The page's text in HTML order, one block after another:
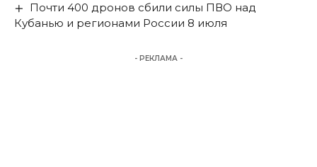
Почти 400 дронов сбили силы ПВО над
Кубанью и регионами России 8 июля
- РЕКЛАМА -